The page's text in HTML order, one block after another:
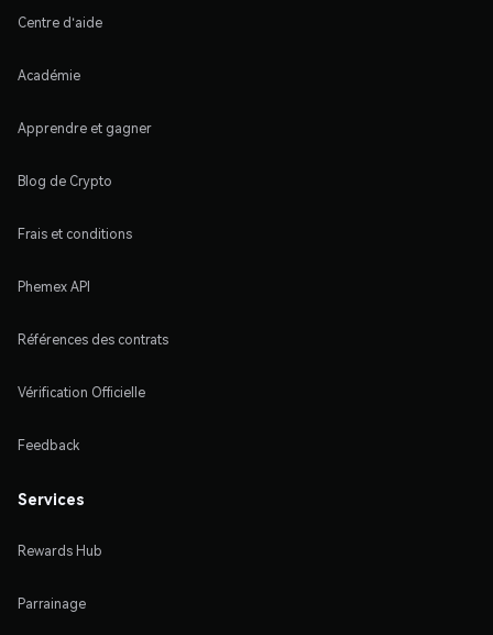
Centre d'aide
Académie
Apprendre et gagner
Blog de Crypto
Frais et conditions
Phemex API
Références des contrats
Vérification Officielle
Feedback
Services
Rewards Hub
Parrainage